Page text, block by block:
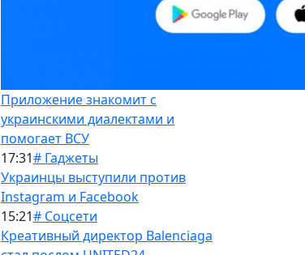
Приложение знакомит с
украинскими диалектами и
помогает ВСУ
17:31# Гаджеты
Украинцы выступили против
Instagram и Facebook
15:21# Соцсети
Креативный директор Balenciaga